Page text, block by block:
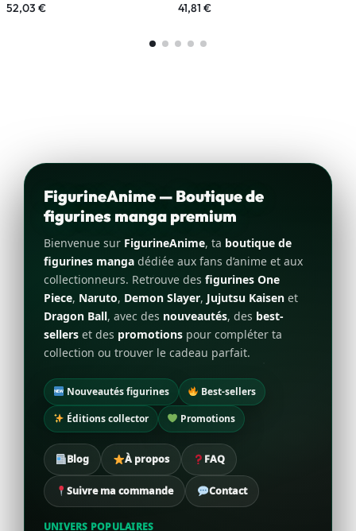
52,03 € 41,81 €
FigurineAnime — Boutique de
figurines manga premium
Bienvenue sur FigurineAnime, ta boutique de
figurines manga dédiée aux fans d’anime et aux
collectionneurs. Retrouve des figurines One
Piece, Naruto, Demon Slayer, Jujutsu Kaisen et
Dragon Ball, avec des nouveautés, des best-
sellers et des promotions pour compléter ta
collection ou trouver le cadeau parfait.
Nouveautés figurines
Best-sellers
Éditions collector
Promotions
Blog À propos FAQ
Suivre ma commande Contact
UNIVERS POPULAIRES